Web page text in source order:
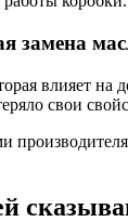
замена
влияет на
свои